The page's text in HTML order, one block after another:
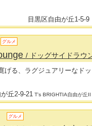
目黒区自由が丘1-5-9
グルメ
/ ドッグサイドラウ
げる、ラグジュアリーなド
丘2-9-21 T's BRIGHTIA自由が丘II
グルメ